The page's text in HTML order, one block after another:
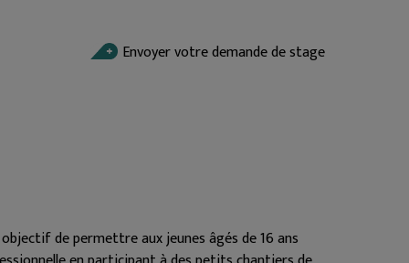
Envoyer votre demande de stage
de permettre aux jeunes âgés de 16 ans